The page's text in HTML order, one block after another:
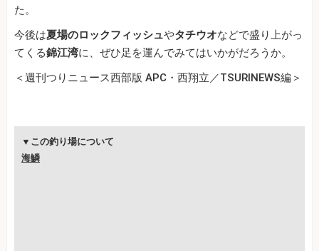
た。
今後は夏場のロックフィッシュやタチウオなどで盛り上がっ
てくる錦江湾に、ぜひ足を運んでみてはいかがだろうか。
＜週刊つりニュース西部版 APC・西翔立／TSURINEWS編＞
▼この釣り場について
海鱗